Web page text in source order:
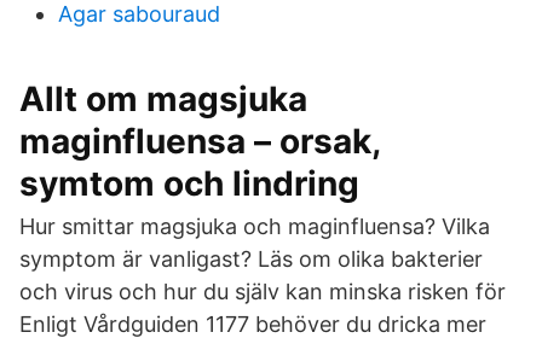
Agar sabouraud
Allt om magsjuka
maginfluensa – orsak,
symtom och lindring
Hur smittar magsjuka och maginfluensa? Vilka
symptom är vanligast? Läs om olika bakterier
och virus och hur du själv kan minska risken för
Enligt Vårdguiden 1177 behöver du dricka mer